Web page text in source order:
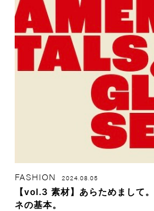
FASHION 2024.08.05
【vol.3 素材】あらためまして
ネの基本。